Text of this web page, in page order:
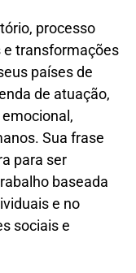
processo
e transformações
países de
de atuação,
Sua frase
para ser
baseada
e no
sociais e